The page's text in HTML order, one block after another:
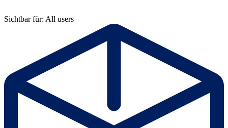
Sichtbar für: All users